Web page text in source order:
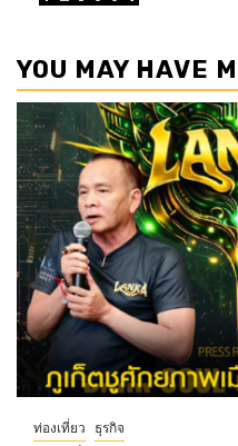
YOU MAY HAVE
ท่องเที่ยว ธุรกิจ